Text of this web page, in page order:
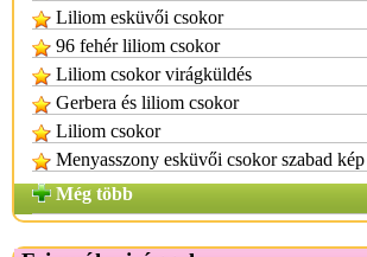
Liliom esküvői csokor
96 fehér liliom csokor
Liliom csokor virágküldés
Gerbera és liliom csokor
Liliom csokor
Menyasszony esküvői csokor szabad kép
Még több